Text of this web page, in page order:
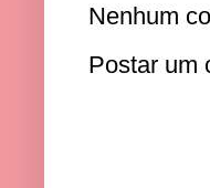
Nenhum
Postar um